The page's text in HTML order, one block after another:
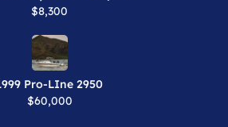
$8,300
Pro-LIne 2950
$60,000